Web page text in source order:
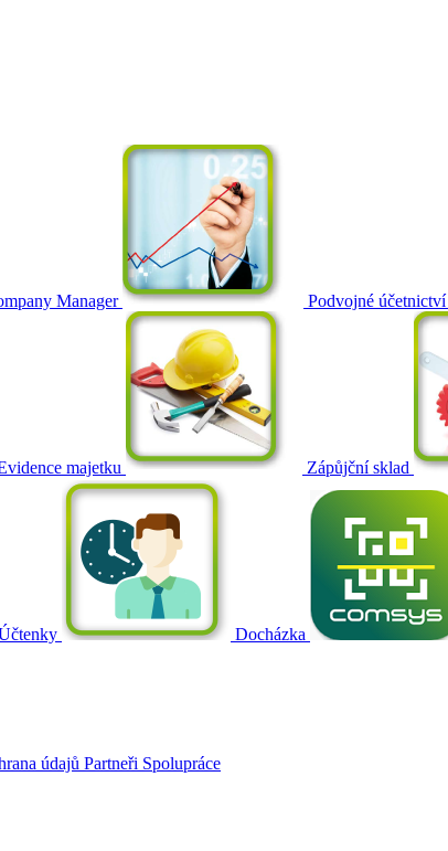
Manager Podvojné účetnictví
majetku Zápůjční sklad
Docházka
údajů Partneři Spolupráce